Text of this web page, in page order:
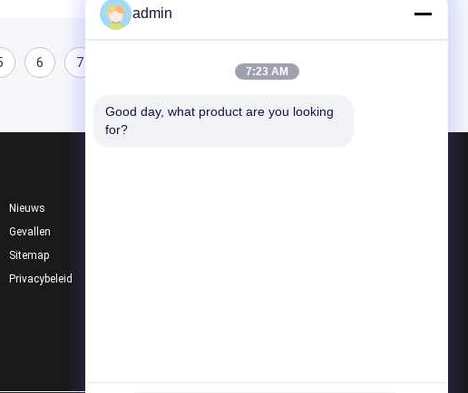
6 7
Nieuws
Gevallen
Sitemap
Privacybeleid
admin
7:23 AM
Good day, what product are you looking
for?